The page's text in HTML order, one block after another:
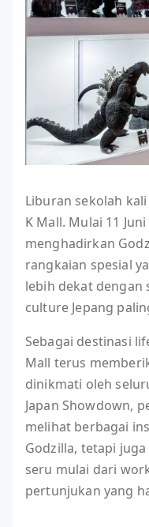
Liburan sekolah
K Mall. Mulai 11
menghadirkan
rangkaian spesial
lebih dekat dengan
culture Jepang
Sebagai destinasi
Mall terus
dinikmati oleh
Japan Showdown,
melihat berbagai
Godzilla, tetapi
seru mulai dari
pertunjukan yang